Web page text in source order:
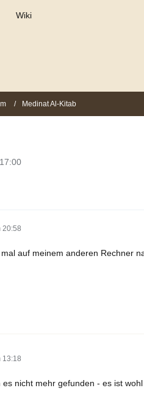
Wiki
Medinat Al-Kitab
20:58
auf meinem anderen Rechner
13:18
es nicht mehr gefunden - es ist